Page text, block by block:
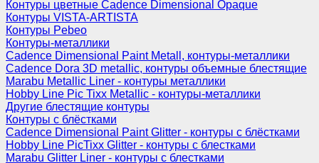
Контуры цветные Cadence Dimensional Opaque
Контуры VISTA-ARTISTA
Контуры Pebeo
Контуры-металлики
Cadence Dimensional Paint Metall, контуры-металлики
Cadence Dora 3D metallic, контуры объемные блестящие
Marabu Metallic Liner - контуры металлики
Hobby Line Pic Tixx Metallic - контуры-металлики
Другие блестящие контуры
Контуры с блёстками
Cadence Dimensional Paint Glitter - контуры с блёстками
Hobby Line PicTixx Glitter - контуры с блестками
Marabu Glitter Liner - контуры с блестками